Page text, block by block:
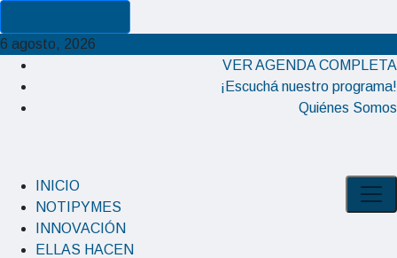
6 agosto, 2026
VER AGENDA COMPLETA
¡Escuchá nuestro programa!
Quiénes Somos
INICIO
NOTIPYMES
INNOVACIÓN
ELLAS HACEN